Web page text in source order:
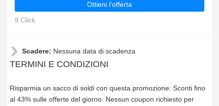
Ottieni l'offerta
9 Click
Scadere: Nessuna data di scadenza
TERMINI E CONDIZIONI
Risparmia un sacco di soldi con questa promozione: Sconti fino
al 43% sulle offerte del giorno. Nessun coupon richiesto per